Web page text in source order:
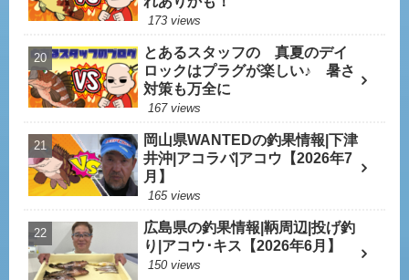
173 views
とあるスタッフの 真夏のデイ
ロックはプラグが楽しい♪ 暑さ
対策も万全に
167 views
岡山県WANTEDの釣果情報|下津
井沖|アコラバ|アコウ【2026年7
月】
165 views
広島県の釣果情報|鞆周辺|投げ釣
り|アコウ･キス【2026年6月】
150 views